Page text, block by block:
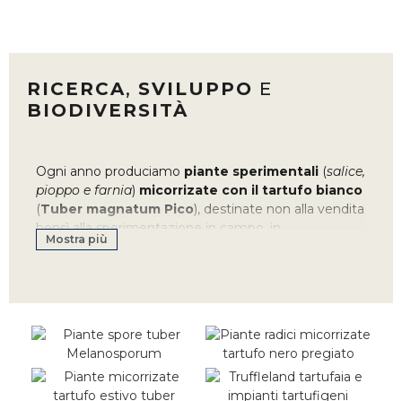
RICERCA, SVILUPPO E
BIODIVERSITÀ
Ogni anno produciamo piante sperimentali (salice,
pioppo e farnia) micorrizate con il tartufo bianco
(Tuber magnatum Pico), destinate non alla vendita
bensì alla sperimentazione in campo, in
collaborazione con Associazioni di Tartuficoltori e
essere considerati coltivazione, ed è per questo che
Truffleland investe in sperimentazione e
ricercaal fine di capire quali possano essere gli
elementi capaci di determinare questa diversità.
Mostra più